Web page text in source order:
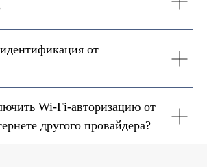
от
Wi-Fi-авторизацию от
другого провайдера?